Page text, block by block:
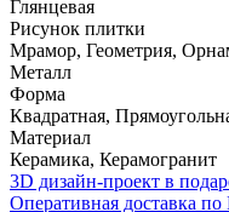
Глянцевая
Рисунок плитки
Мрамор, Геометрия,
Металл
Форма
Квадратная,
Материал
Керамика, Керамогранит
3D дизайн-проект в
Оперативная доставка